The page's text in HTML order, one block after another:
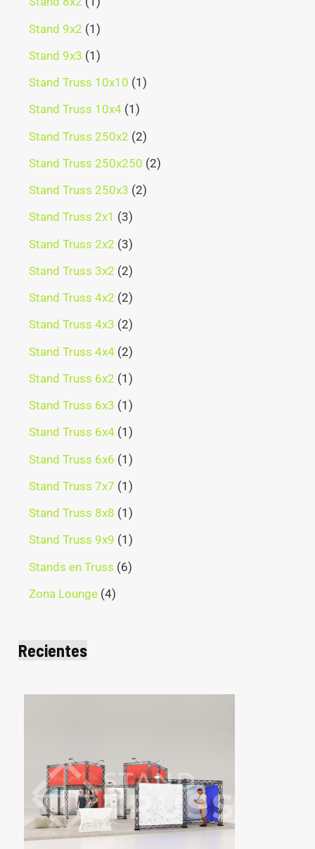
Stand 9x2 1
Stand 9x3 1
Stand Truss 10x10 1
Stand Truss 10x4 1
Stand Truss 250x2 2
Stand Truss 250x250 2
Stand Truss 250x3 2
Stand Truss 2x1
3
Stand Truss 2x2 3
Stand Truss 3x2 2
Stand Truss 4x2 2
Stand Truss 4x3 2
Stand Truss 4x4 2
Stand Truss 6x2 1
Stand Truss 6x3 1
Stand Truss 6x4 1
Stand Truss 6x6 1
Stand Truss 7x7 1
Stand Truss 8x8 1
Stand Truss 9x9 1
Stands en Truss 6
Zona Lounge 4
Recientes